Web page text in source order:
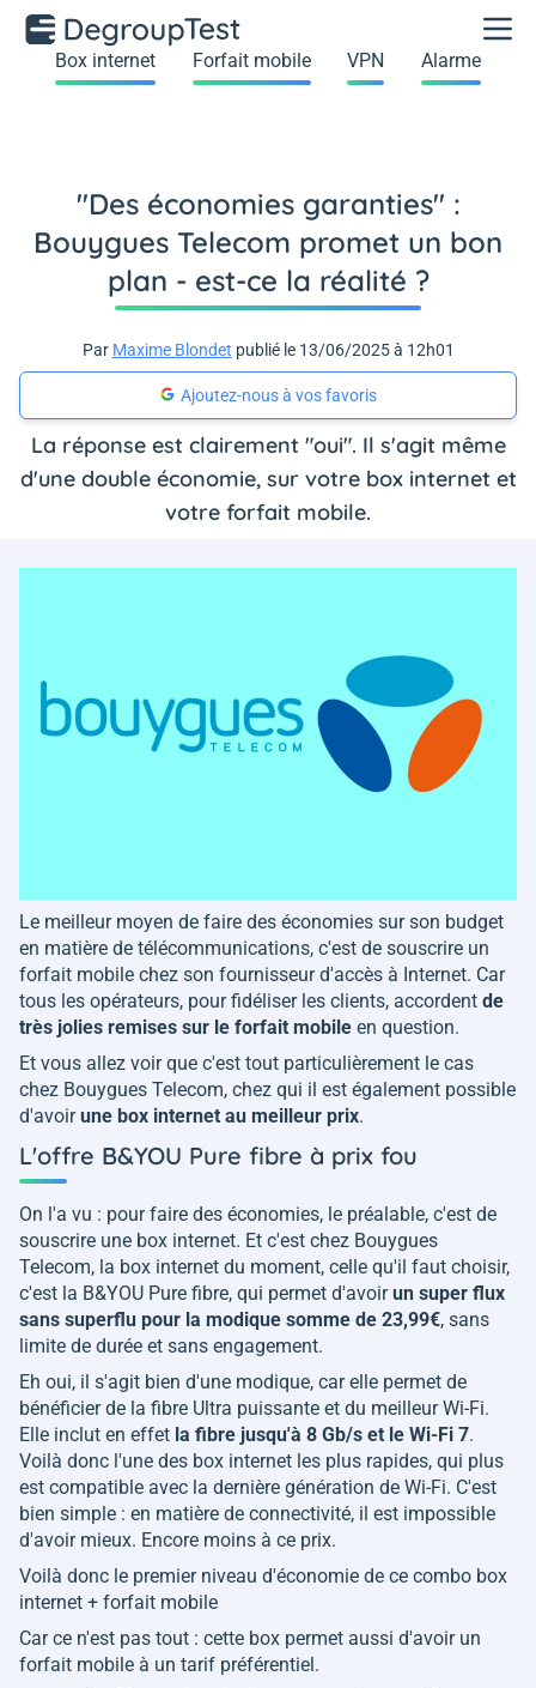
Box internet Forfait mobile VPN Alarme
"Des économies garanties" :
Bouygues Telecom promet un bon
plan - est-ce la réalité ?
Par Maxime Blondet publié le 13/06/2025 à 12h01
Ajoutez-nous à vos favoris
La réponse est clairement "oui". Il s'agit même
d'une double économie, sur votre box internet et
votre forfait mobile.
Le meilleur moyen de faire des économies sur son budget
en matière de télécommunications, c'est de souscrire un
forfait mobile chez son fournisseur d'accès à Internet. Car
tous les opérateurs, pour fidéliser les clients, accordent de
très jolies remises sur le forfait mobile en question.
Et vous allez voir que c'est tout particulièrement le cas
chez Bouygues Telecom, chez qui il est également possible
d'avoirune box internet au meilleur prix.
L'offre B&YOU Pure fibre à prix fou
On l'a vu : pour faire des économies, le préalable, c'est de
souscrire une box internet. Et c'est chez Bouygues
Telecom, la box internet du moment, celle qu'il faut choisir,
c'est la B&YOU Pure fibre, qui permet d'avoirun super flux
sans superflu pour la modique somme de 23,99€, sans
limite de durée et sans engagement.
Eh oui, il s'agit bien d'une modique, car elle permet de
bénéficier de la fibre Ultra puissante et du meilleur Wi-Fi.
Elle inclut en effet la fibre jusqu'à 8 Gb/s et le Wi-Fi 7.
Voilà donc l'une des box internet les plus rapides, qui plus
est compatible avec la dernière génération de Wi-Fi. C'est
bien simple : en matière de connectivité, il est impossible
d'avoir mieux. Encore moins à ce prix.
Voilà donc le premier niveau d'économie de ce combo box
internet + forfait mobile
Car ce n'est pas tout : cette box permet aussi d'avoir un
forfait mobile à un tarif préférentiel.